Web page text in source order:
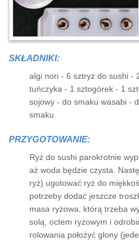
SKŁADNIKI:
algi nori - 6 sztryż do sushi -
tuńczyka - 1 sztogórek - 1
sojowy - do smaku wasabi -
smaku
PRZYGOTOWANIE:
Ryż do sushi parokrotnie
aż woda będzie czysta.
ryż) ugotować ryż do
potrzeby dodać jeszcze
masa ryżowa, którą trzeba
solą, octem ryżowym i
rolowania położyć glony